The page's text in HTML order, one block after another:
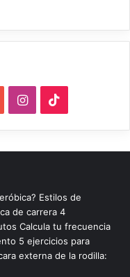
I
n
s
a
g
i
k
o
k
Estilos de
de carrera 4
Calcula tu frecuencia
5 ejercicios para
externa de la rodilla: